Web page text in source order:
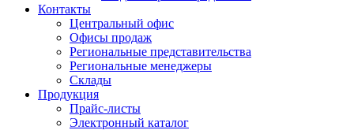
Контакты
Центральный офис
Офисы продаж
Региональные представительства
Региональные менеджеры
Склады
Продукция
Прайс-листы
Электронный каталог